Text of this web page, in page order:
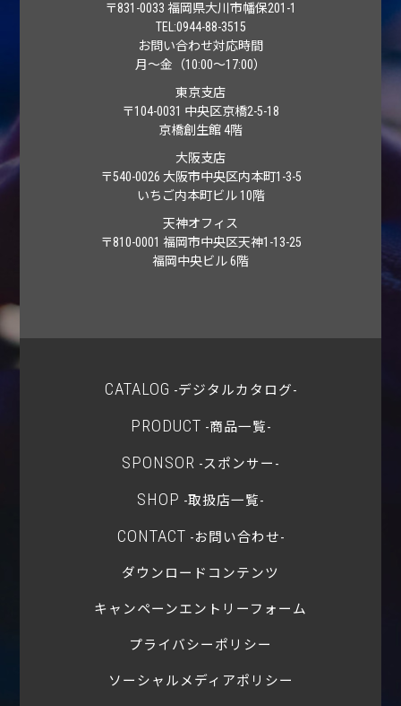
〒831-0033 福岡県大川市幡保201-1
TEL:0944-88-3515
お問い合わせ対応時間
月～金（10:00～17:00）
東京支店
〒104-0031 中央区京橋2-5-18
京橋創生館 4階
大阪支店
〒540-0026 大阪市中央区内本町1-3-5
いちご内本町ビル 10階
天神オフィス
〒810-0001 福岡市中央区天神1-13-25
福岡中央ビル 6階
CATALOG -デジタルカタログ-
PRODUCT -商品一覧-
SPONSOR -スポンサー-
SHOP -取扱店一覧-
CONTACT -お問い合わせ-
ダウンロードコンテンツ
キャンペーンエントリーフォーム
プライバシーポリシー
ソーシャルメディアポリシー